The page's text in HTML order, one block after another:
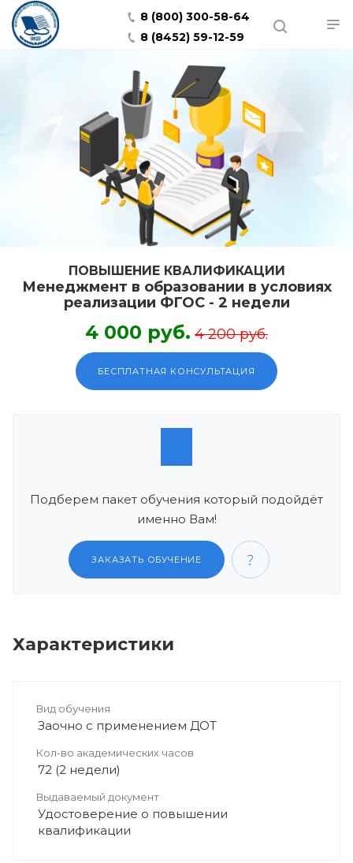
8 (800) 300-58-64
8 (8452) 59-12-59
ПОВЫШЕНИЕ КВАЛИФИКАЦИИ
Менеджмент в образовании в условиях
реализации ФГОС - 2 недели
4 000 руб. 4 200 руб.
БЕСПЛАТНАЯ КОНСУЛЬТАЦИЯ
Подберем пакет обучения который подойдёт
именно Вам!
ЗАКАЗАТЬ ОБУЧЕНИЕ
Характеристики
Вид обучения
Заочно с применением ДОТ
Кол-во академических часов
72 (2 недели)
Выдаваемый документ
Удостоверение о повышении
квалификации